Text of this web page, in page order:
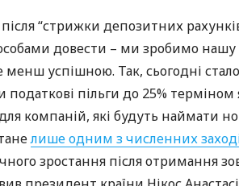
“стрижки депозитних
довести – ми зробимо нашу
успішною. Так, сьогодні
податкові пільги до 25% терміном
компаній, які будуть наймати
лише одним з численних
зростання після отримання